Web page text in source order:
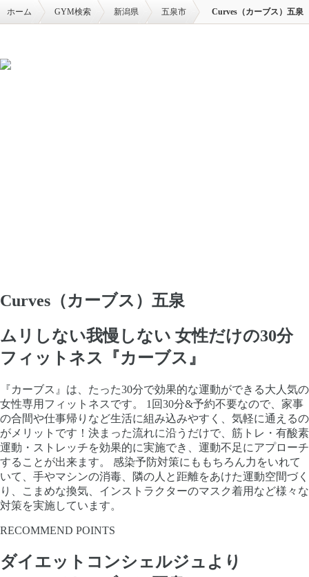
ホーム GYM検索 新潟県 五泉市 Curves（カーブス）五泉
Curves（カーブス）五泉
ムリしない我慢しない 女性だけの30分
フィットネス『カーブス』
『カーブス』は、たった30分で効果的な運動ができる大人気の
女性専用フィットネスです。 1回30分&予約不要なので、家事
の合間や仕事帰りなど生活に組み込みやすく、気軽に通えるの
がメリットです！決まった流れに沿うだけで、筋トレ・有酸素
運動・ストレッチを効果的に実施でき、運動不足にアプローチ
することが出来ます。 感染予防対策にももちろん力をいれて
いて、手やマシンの消毒、隣の人と距離をあけた運動空間づく
り、こまめな換気、インストラクターのマスク着用など様々な
対策を実施しています。
RECOMMEND POINTS
ダイエットコンシェルジュより